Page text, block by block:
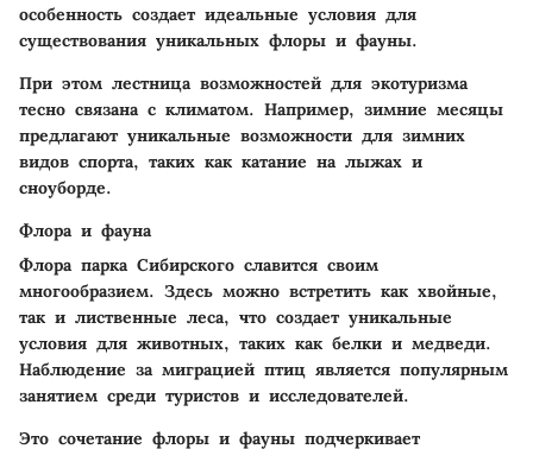
особенность создает идеальные условия для
существования уникальных флоры и фауны.
При этом лестница возможностей для экотуризма
тесно связана с климатом. Например, зимние месяцы
предлагают уникальные возможности для зимних
видов спорта, таких как катание на лыжах и
сноуборде.
Флора и фауна
Флора парка Сибирского славится своим
многообразием. Здесь можно встретить как хвойные,
так и лиственные леса, что создает уникальные
условия для животных, таких как белки и медведи.
Наблюдение за миграцией птиц является популярным
занятием среди туристов и исследователей.
Это сочетание флоры и фауны подчеркивает